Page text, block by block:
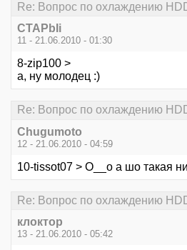
Re: Вопрос по охлаждению
CTAPbIi
11 - 21.06.2010 - 01:30
8-zip100 >
а, ну молодец :)
Re: Вопрос по охлаждению
Chugumoto
12 - 21.06.2010 - 04:59
10-tissot07 > О__о а шо такая
Re: Вопрос по охлаждению
клоктор
13 - 21.06.2010 - 05:42